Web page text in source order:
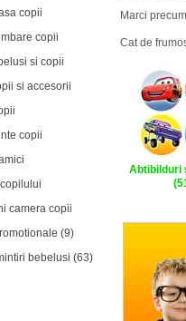
copii
copii
si copii
si accesorii
copii
camera copii
(9)
bebelusi (63)
Marci
Cat de
Abtibilduri